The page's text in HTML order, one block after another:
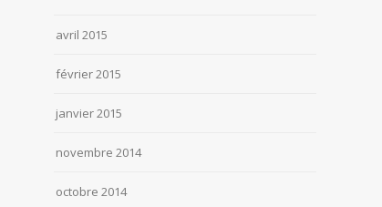
avril 2015
février 2015
janvier 2015
novembre 2014
octobre 2014